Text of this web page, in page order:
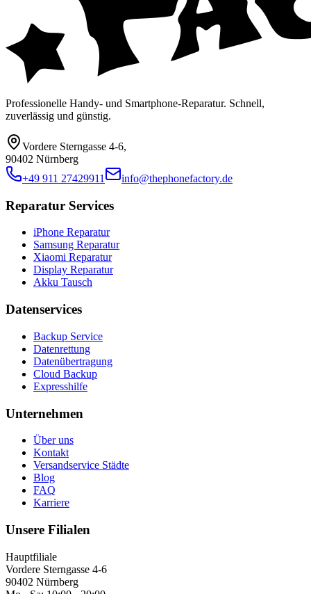
Professionelle Handy- und Smartphone-Reparatur. Schnell,
zuverlässig und günstig.
Vordere Sterngasse 4-6,
90402 Nürnberg
+49 911 27429911
info@thephonefactory.de
Reparatur Services
iPhone Reparatur
Samsung Reparatur
Xiaomi Reparatur
Display Reparatur
Akku Tausch
Datenservices
Backup Service
Datenrettung
Datenübertragung
Cloud Backup
Expresshilfe
Unternehmen
Über uns
Kontakt
Versandservice Städte
Blog
FAQ
Karriere
Unsere Filialen
Hauptfiliale
Vordere Sterngasse 4-6
90402 Nürnberg